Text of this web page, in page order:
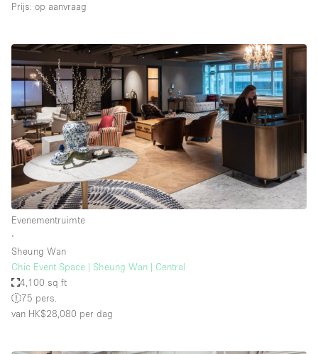
Prijs: op aanvraag
Evenementruimte
∙
Sheung Wan
Chic Event Space | Sheung Wan | Central
4,100 sq ft
75 pers.
van HK$28,080 per dag